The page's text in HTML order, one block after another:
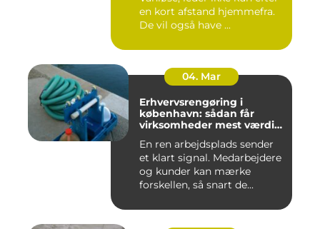
en kort afstand hjemmefra.
De vil også have ...
04. Mar
Erhvervsrengøring i
københavn: sådan får
virksomheder mest værdi
En ren arbejdsplads sender
et klart signal. Medarbejdere
og kunder kan mærke
forskellen, så snart de...